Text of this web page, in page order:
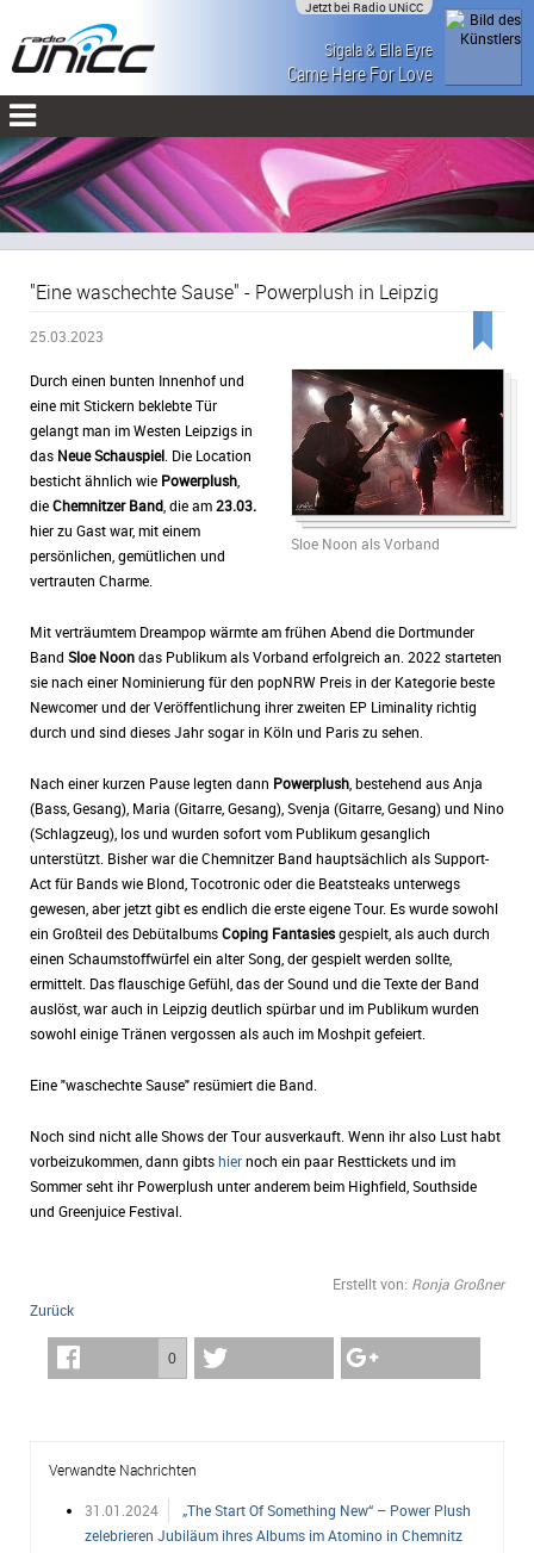
Jetzt bei Radio UNiCC
Sigala & Ella Eyre
Came Here For Love
"Eine waschechte Sause" - Powerplush in Leipzig
25.03.2023
Sloe Noon als Vorband
Durch einen bunten Innenhof und
eine mit Stickern beklebte Tür
gelangt man im Westen Leipzigs in
das Neue Schauspiel . Die Location
besticht ähnlich wie Powerplush
dieChemnitzer Band , die am23.03.
hier zu Gast war, mit einem
persönlichen, gemütlichen und
vertrauten Charme.
Mit verträumtem Dreampop wärmte am frühen Abend die Dortmunder
Band Sloe Noondas Publikum als Vorband erfolgreich an. 2022 starteten
sie nach einer Nominierung für den popNRW Preis in der Kategorie beste
Newcomer und der Veröffentlichung ihrer zweiten EP Liminality richtig
durch und sind dieses Jahr sogar in Köln und Paris zu sehen.
Nach einer kurzen Pause legten dann Powerplush , bestehend aus Anja
(Bass, Gesang), Maria (Gitarre, Gesang), Svenja (Gitarre, Gesang) und Nino
(Schlagzeug), los und wurden sofort vom Publikum gesanglich
unterstützt. Bisher war die Chemnitzer Band hauptsächlich als Support-
Act für Bands wie Blond, Tocotronic oder die Beatsteaks unterwegs
gewesen, aber jetzt gibt es endlich die erste eigene Tour. Es wurde sowohl
ein Großteil des DebütalbumsCoping Fantasiesgespielt, als auch durch
einen Schaumstoffwürfel ein alter Song, der gespielt werden sollte,
ermittelt. Das flauschige Gefühl, das der Sound und die Texte der Band
auslöst, war auch in Leipzig deutlich spürbar und im Publikum wurden
sowohl einige Tränen vergossen als auch im Moshpit gefeiert.
Eine "waschechte Sause" resümiert die Band.
Noch sind nicht alle Shows der Tour ausverkauft. Wenn ihr also Lust habt
vorbeizukommen, dann gibtshiernoch ein paar Resttickets und im
Sommer seht ihr Powerplush unter anderem beim Highfield, Southside
und Greenjuice Festival.
Erstellt von: Ronja Großner
Zurück
0
Verwandte Nachrichten
31.01.2024
„The Start Of Something New“ – Power Plush
zelebrieren Jubiläum ihres Albums im Atomino in Chemnitz